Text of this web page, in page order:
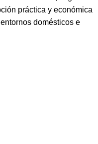
práctica y económica
domésticos e